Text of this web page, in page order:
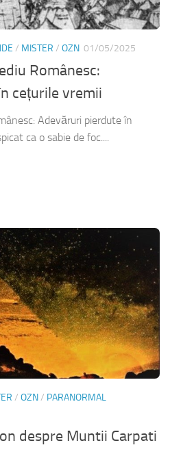
/ MISTER / OZN 01/05/2025
Românesc:
cețurile vremii
Adevăruri pierdute în
ca o sabie de foc....
/ OZN/ PARANORMAL
despre Muntii Carpati